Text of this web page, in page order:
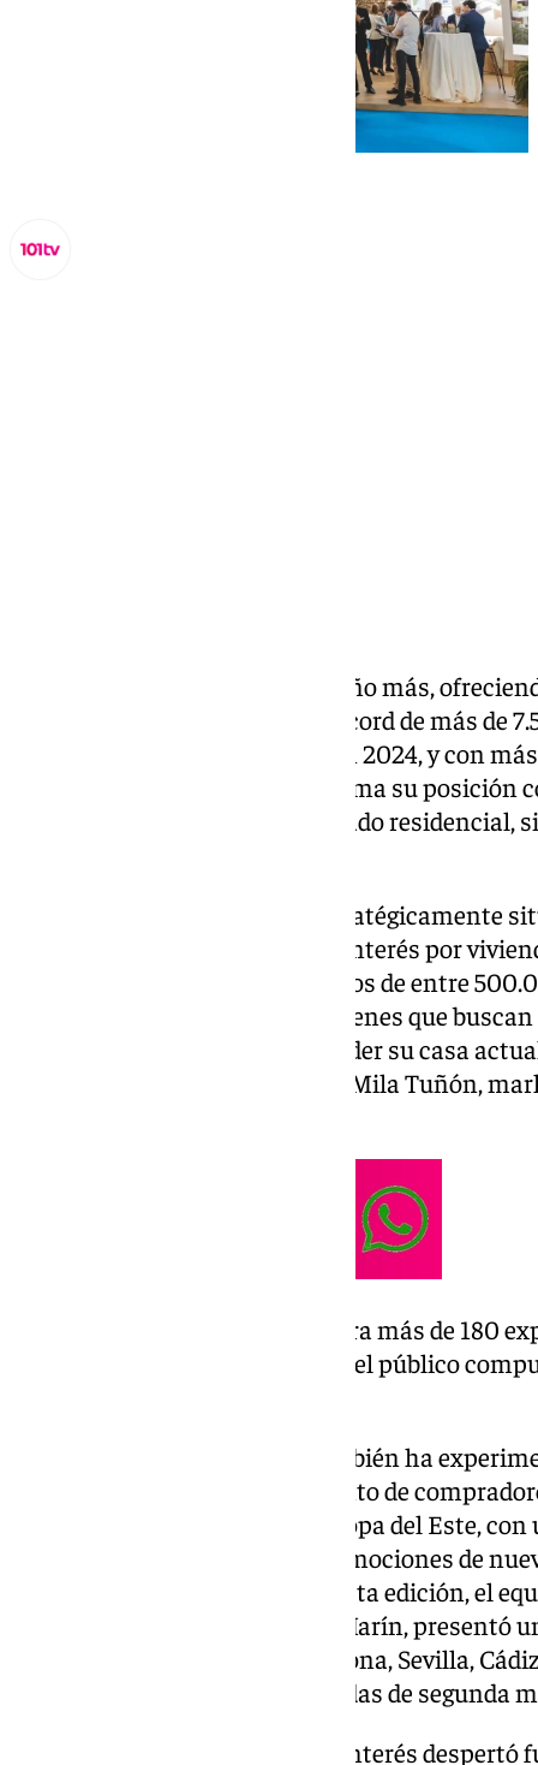
SIMED cierra sus puertas, un año más,
mercado residencial. Con un récord de más de
expositores, un 17 % más que en 2024, y con
por profesionales, la feria reafirma su posición
entender la evolución del mercado residencial,
Desde el stand de GILMAR, estratégicamente
español ha mostrado un claro interés por
metropolitana, con presupuestos de entre
público destacaron “parejas jóvenes que
mayor edad interesados en vender su casa
manejable y eficiente”, asegura Mila Tuñón,
La feria inmobiliaria registra más de 180
en 2024, con más del 70% del público
La demanda internacional también ha
año se ha registrado un “aumento de
Unidos, Emiratos Árabes y Europa del Este,
villas independientes y por promociones de
Marbella”, asegura Tuñón. En esta edición, el
liderado por su CEO, Jesús Gil Marín, presentó
promociones en Málaga, Estepona, Sevilla,
Dominicana, además de viviendas de segunda
Uno de los proyectos que más interés despertó